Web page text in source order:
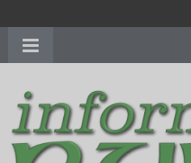
richardmillereplica
women.patekphilippe.tofor
dining room table ceremony.
shop. best
services. 1: 1 design high